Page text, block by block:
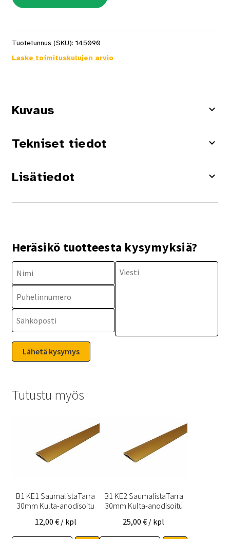
Tuotetunnus (SKU): 145090
Laske toimituskulujen arvio
Kuvaus
Tekniset tiedot
Lisätiedot
Heräsikö tuotteesta kysymyksiä?
Tutustu myös
B1 KE1 SaumalistaTarra
30mm Kulta-anodisoitu
12,00 € / kpl
B1 KE2 SaumalistaTarra
30mm Kulta-anodisoitu
25,00€ / kpl